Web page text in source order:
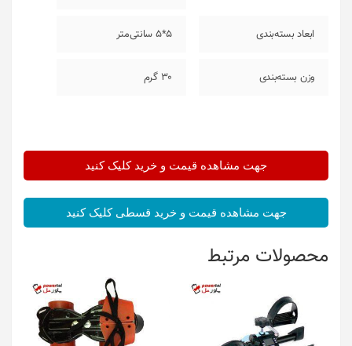
ابعاد بسته‌بندی 5*5 سانتی‌متر
وزن بسته‌بندی 30 گرم
جهت مشاهده قیمت و خرید کلیک کنید
جهت مشاهده قیمت و خرید قسطی کلیک کنید
محصولات مرتبط